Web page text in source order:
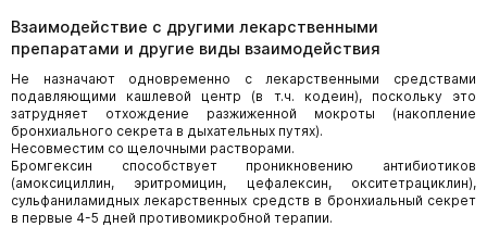
Взаимодействие с другими лекарственными
препаратами и другие виды взаимодействия
Не назначают одновременно с лекарственными средствами
подавляющими кашлевой центр (в т.ч. кодеин), поскольку это
затрудняет отхождение разжиженной мокроты (накопление
бронхиального секрета в дыхательных путях).
Несовместим со щелочными растворами.
Бромгексин способствует проникновению антибиотиков
(амоксициллин, эритромицин, цефалексин, окситетрациклин),
сульфаниламидных лекарственных средств в бронхиальный секрет
в первые 4-5 дней противомикробной терапии.